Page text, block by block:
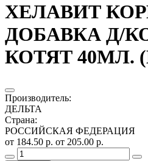
ХЕЛАВИТ
ДОБАВКА Д/
КОТЯТ 40МЛ.
Производитель:
ДЕЛЬТА
Страна:
РОССИЙСКАЯ ФЕДЕРАЦИЯ
от 184.50 р. от 205.00 р.